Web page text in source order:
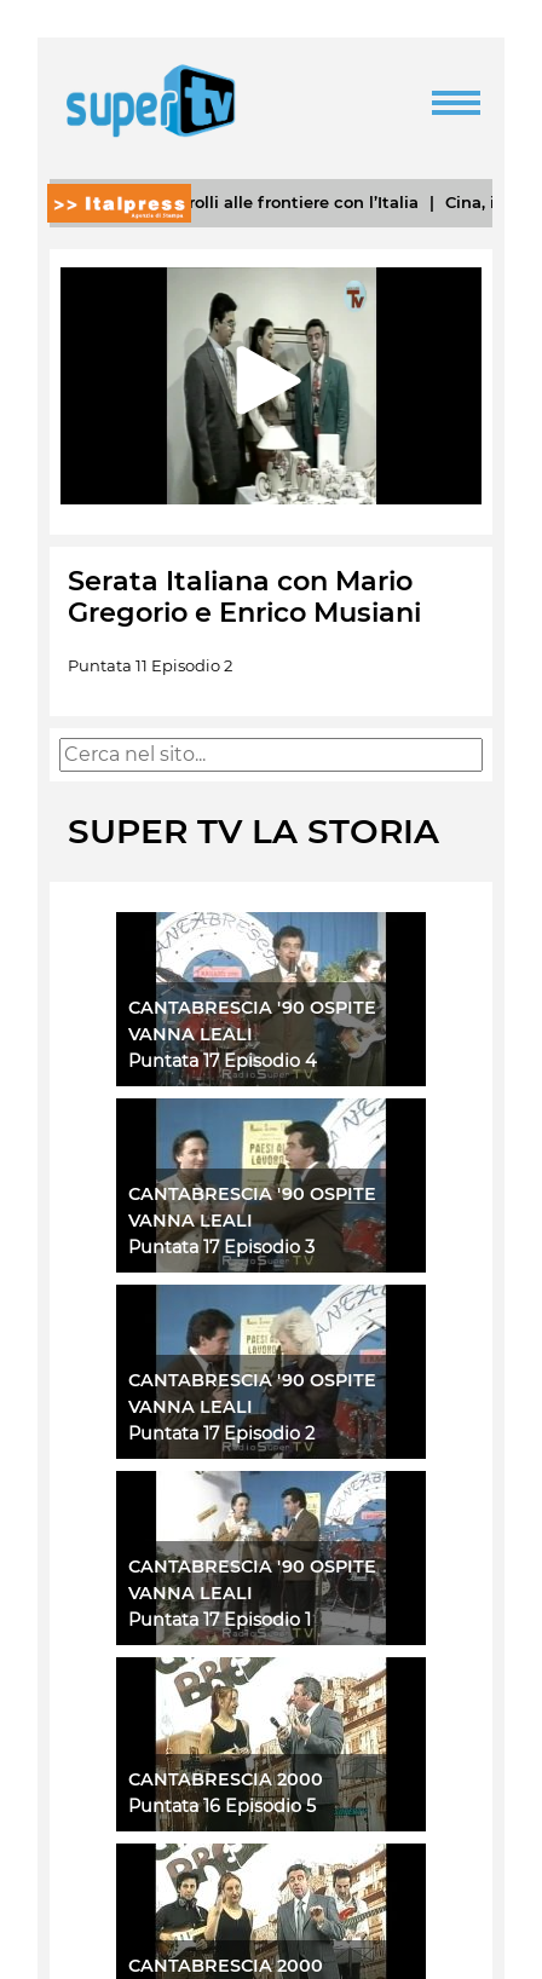
ripristina i controlli alle frontiere con l’Italia | Cina, in aumento
Play
Video
Serata Italiana con Mario
Gregorio e Enrico Musiani
Puntata 11 Episodio 2
SUPER TV LA STORIA
CANTABRESCIA '90 OSPITE
VANNA LEALI
Puntata 17 Episodio 4
CANTABRESCIA '90 OSPITE
VANNA LEALI
Puntata 17 Episodio 3
CANTABRESCIA '90 OSPITE
VANNA LEALI
Puntata 17 Episodio 2
CANTABRESCIA '90 OSPITE
VANNA LEALI
Puntata 17 Episodio 1
CANTABRESCIA 2000
Puntata 16 Episodio 5
CANTABRESCIA 2000